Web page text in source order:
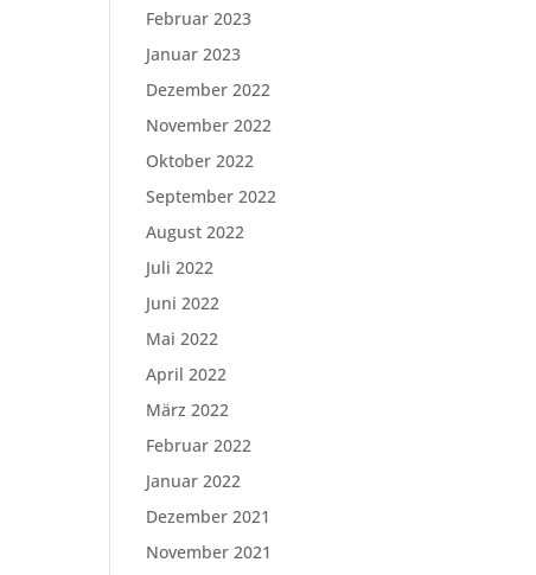
Februar 2023
Januar 2023
Dezember 2022
November 2022
Oktober 2022
September 2022
August 2022
Juli 2022
Juni 2022
Mai 2022
April 2022
März 2022
Februar 2022
Januar 2022
Dezember 2021
November 2021